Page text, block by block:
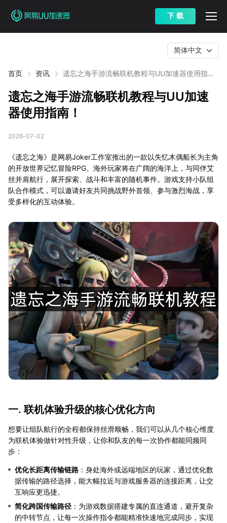
下 载
首页 资讯
遗忘之海手游流畅联机教程与UU加速器使用指
简体中文
遗忘之海手游流畅联机教程与UU加速
器使用指南！
2026-07-02
《遗忘之海》是网易Joker工作室推出的一款以失忆木偶船长为主角
的开放世界记忆冒险RPG。海外玩家将在广阔的海洋上，与同伴艾
丝并肩航行，展开探索、战斗和丰富的随机事件。游戏支持小队组
队合作模式，可以邀请好友共同挑战野外首领、参与激烈海战，享
受多样化的互动体验。
一. 联机体验升级的核心优化方向
想要让组队航行的全程都保持丝滑顺畅，我们可以从几个核心维度
为联机体验做针对性升级，让你和队友的每一次协作都能同频同
步：
优化长距离传输链路 ‌：身处海外或远端地区的玩家，通过优化数
据传输的路径选择，能大幅拉近与游戏服务器的连接距离，让交
互响应更迅捷。
简化跨国传输路径 ‌：为游戏数据搭建专属的直连通道，避开复杂
的中转节点，让每一次操作指令都能精准快速地完成同步，实现